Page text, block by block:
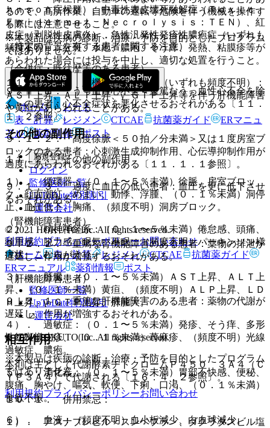
るので、高所作業、自動車の運転等危険を伴う機械を操作す
る際には注意させること。
（特定の背景を有する患者に関する注意）
（合併症・既往歴等のある患者）
９．１．１． うっ血性心不全＜重篤なうっ血性心不全を除
く＞の患者：心不全症状を悪化させるおそれがある〔１１．
１．２参照〕。
９．１．２． 高度徐脈＜５０拍／分未満＞又は１度房室ブ
ロックのある患者：心刺激生成抑制作用、心伝導抑制作用が
過度にあらわれるおそれがある〔１１．１．１参照〕。
９．１．３． 過度に血圧の低い患者：血圧を更に低下させ
るおそれがある。
（腎機能障害患者）
９．２．１． 重篤な腎機能障害のある患者：薬物の排泄が
遅延し、作用が増強するおそれがある。
（肝機能障害患者）
９．３．１． 重篤な肝機能障害のある患者：薬物の代謝が
遅延し、作用が増強するおそれがある。
相互作用
本剤は主として代謝酵素チトクロームＰ４５０ ３Ａ４（Ｃ
ＹＰ３Ａ４）で代謝される〔１６．４．２参照〕。
１０．１． 併用禁忌：
１）． アスナプレビル＜スンベプラ＞、ダクラタスビル塩
ｈｎｓｏｎ症候群）、中毒性表皮壊死融解症（Ｔｏｘｉｃ
Ｅｐｉｄｅｒｍａｌ Ｎｅｃｒｏｌｙｓｉｓ：ＴＥＮ）、紅
皮症（剥脱性皮膚炎）、急性汎発性発疹性膿疱症（いずれも
頻度不明）：紅斑、水疱、膿疱、そう痒、発熱、粘膜疹等が
あらわれた場合には投与を中止し、適切な処置を行うこと。
１１．１．４． 肝機能障害、黄疸（いずれも頻度不明）：
ＡＳＴ上昇、ＡＬＴ上昇、γ−ＧＴＰ上昇等を伴う肝機能障害
や黄疸があらわれることがある。
その他の副作用
１１．２． その他の副作用
１）． 循環器：（０．１〜５％未満）徐脈、房室ブロッ
ク、顔面潮紅、めまい、動悸、浮腫、（０．１％未満）洞停
止、血圧低下、胸痛、（頻度不明）洞房ブロック。
２）． 精神神経系：（０．１〜５％未満）倦怠感、頭痛、
頭重感、脱力感、眠気、不眠、（頻度不明）パーキンソン様
症状、こむらがえり。
３）． 肝臓：（０．１〜５％未満）ＡＳＴ上昇、ＡＬＴ上
昇、（０．１％未満）黄疸、（頻度不明）ＡＬＰ上昇、ＬＤ
Ｈ上昇、γ−ＧＴＰ上昇、肝腫大。
４）． 過敏症：（０．１〜５％未満）発疹、そう痒、多形
性紅斑様皮疹、（０．１％未満）蕁麻疹、（頻度不明）光線
過敏症、膿疱。
５）． 消化器：（０．１〜５％未満）胃部不快感、便秘、
腹痛、胸やけ、嘔気、軟便、下痢、口渇、（０．１％未満）
食欲不振。
６）． 血液：（頻度不明）血小板減少、白血球減少。
※本製品は疾病の診断・治療・予防を目的としたプログラム
ではありません。
ホーム
ノート
表・計算
レジメン CTCAE 抗菌薬ガイド
ERマニュ
アル
薬剤情報 ポスト
新規登録
ログイン
監修医師一覧
UpToDate特別割引
運営会社
© 2021 HOKUTO Inc. All rights reserved.
利用規約プライバシーポリシーお問い合わせ
ホーム
表・計算 レジメン CTCAE
抗菌薬ガイド
ERマニュアル
薬剤情報 ポスト
監修医師一覧
UpToDate特別割引
運営会社
© 2021 HOKUTO Inc. All rights reserved.
※本製品は疾病の診断・治療・予防を目的としたプログラム
ではありません。
利用規約プライバシーポリシーお問い合わせ